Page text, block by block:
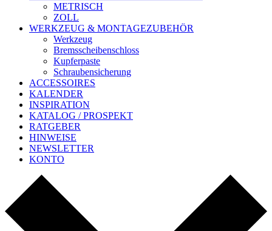
METRISCH
ZOLL
WERKZEUG & MONTAGEZUBEHÖR
Werkzeug
Bremsscheibenschloss
Kupferpaste
Schraubensicherung
ACCESSOIRES
KALENDER
INSPIRATION
KATALOG / PROSPEKT
RATGEBER
HINWEISE
NEWSLETTER
KONTO